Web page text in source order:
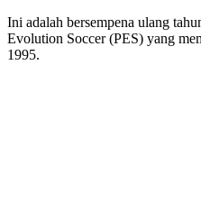
Ini adalah bersempena ulang
Evolution Soccer (PES) yang
1995.